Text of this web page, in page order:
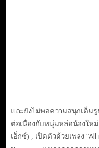
และยังไม่พอความสนุกเต็ม
ต่อเนื่องกับหนุ่มหล่อน้องใหม่
เอ็กซ์) , เปิดตัวด้วยเพลง “All